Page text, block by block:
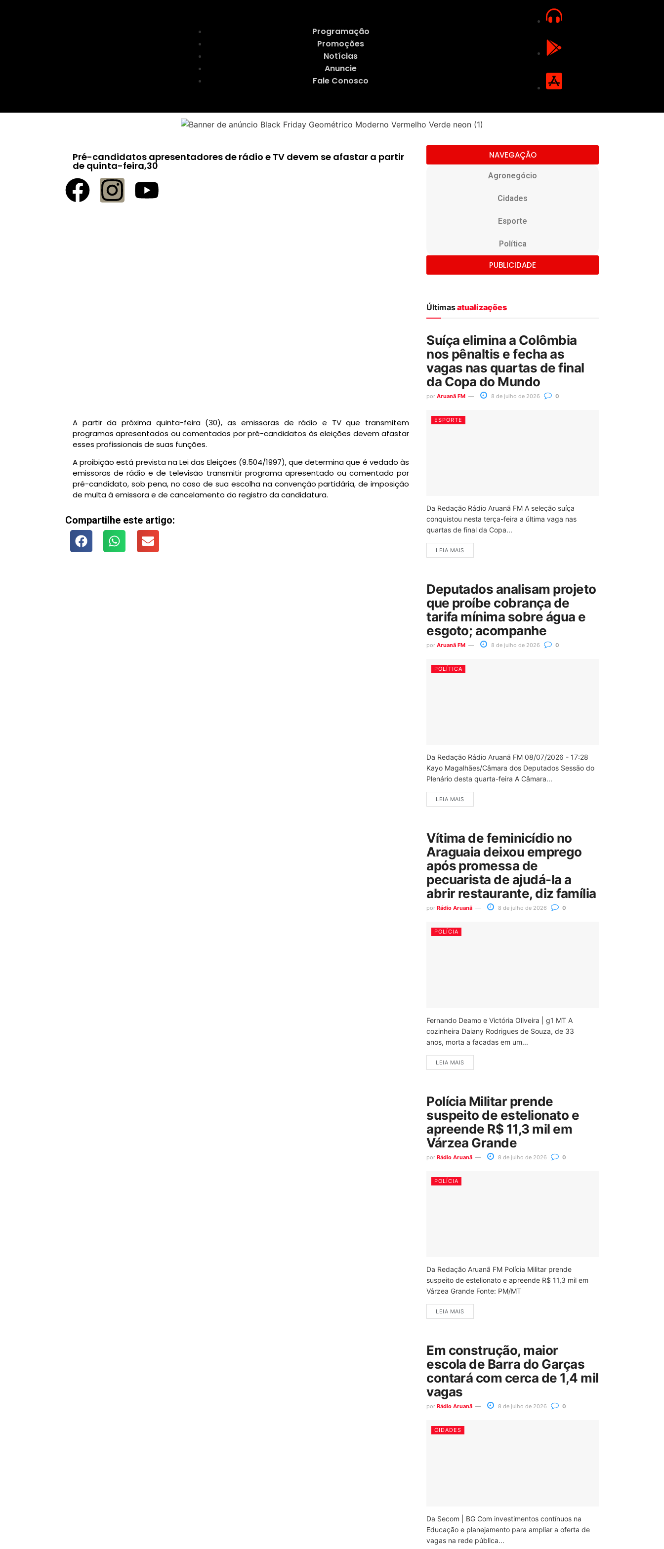
Programação
Promoções
Notícias
Anuncie
Fale Conosco
Pré-candidatos apresentadores de rádio e TV devem se afastar a partir
de quinta-feira,30
A partir da próxima quinta-feira (30), as emissoras de rádio e TV que transmitem
programas apresentados ou comentados por pré-candidatos às eleições devem afastar
esses profissionais de suas funções.
A proibição está prevista na Lei das Eleições (9.504/1997), que determina que é vedado às
emissoras de rádio e de televisão transmitir programa apresentado ou comentado por
pré-candidato, sob pena, no caso de sua escolha na convenção partidária, de imposição
de multa à emissora e de cancelamento do registro da candidatura.
Compartilhe este artigo:
NAVEGAÇÃO
Agronegócio
Cidades
Esporte
Política
PUBLICIDADE
Últimasatualizações
Suíça elimina a Colômbia
nos pênaltis e fecha as
vagas nas quartas de final
da Copa do Mundo
por Aruanã FM 8 de julho de 2026 0
ESPORTE
Da Redação Rádio Aruanã FM A seleção suíça
conquistou nesta terça-feira a última vaga nas
quartas de final da Copa...
LEIA MAIS
Deputados analisam projeto
que proíbe cobrança de
tarifa mínima sobre água e
esgoto; acompanhe
por Aruanã FM 8 de julho de 2026 0
POLÍTICA
Da Redação Rádio Aruanã FM 08/07/2026 - 17:28
Kayo Magalhães/Câmara dos Deputados Sessão do
Plenário desta quarta-feira A Câmara...
LEIA MAIS
Vítima de feminicídio no
Araguaia deixou emprego
após promessa de
pecuarista de ajudá-la a
abrir restaurante, diz família
por Rádio Aruanã 8 de julho de 2026 0
POLÍCIA
Fernando Deamo e Victória Oliveira | g1 MT A
cozinheira Daiany Rodrigues de Souza, de 33
anos, morta a facadas em um...
LEIA MAIS
Polícia Militar prende
suspeito de estelionato e
apreende R$ 11,3 mil em
Várzea Grande
por Rádio Aruanã 8 de julho de 2026 0
POLÍCIA
Da Redação Aruanã FM Polícia Militar prende
suspeito de estelionato e apreende R$ 11,3 mil em
Várzea Grande Fonte: PM/MT
LEIA MAIS
Em construção, maior
escola de Barra do Garças
contará com cerca de 1,4 mil
vagas
por Rádio Aruanã 8 de julho de 2026 0
CIDADES
Da Secom | BG Com investimentos contínuos na
Educação e planejamento para ampliar a oferta de
vagas na rede pública...